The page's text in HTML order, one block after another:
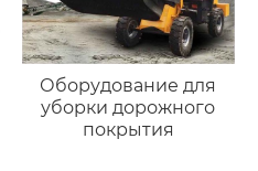
Оборудование для
уборки дорожного
покрытия